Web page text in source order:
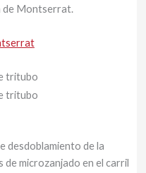
de Montserrat.
desdoblamiento de la
microzanjado en el carril